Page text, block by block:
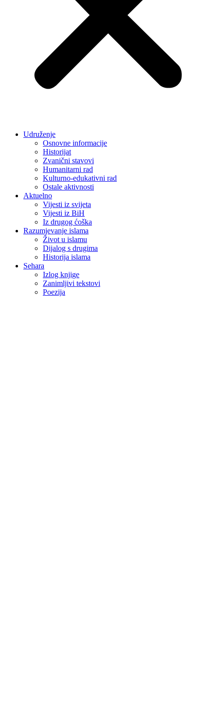
Udruženje
Osnovne informacije
Historijat
Zvanični stavovi
Humanitarni rad
Kulturno-edukativni rad
Ostale aktivnosti
Aktuelno
Vijesti iz svijeta
Vijesti iz BiH
Iz drugog ćoška
Razumjevanje islama
Život u islamu
Dijalog s drugima
Historija islama
Sehara
Izlog knjige
Zanimljivi tekstovi
Poezija